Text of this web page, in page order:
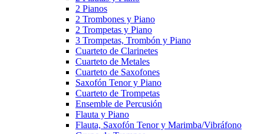
2 Pianos
2 Trombones y Piano
2 Trompetas y Piano
3 Trompetas, Trombón y Piano
Cuarteto de Clarinetes
Cuarteto de Metales
Cuarteto de Saxofones
Saxofón Tenor y Piano
Cuarteto de Trompetas
Ensemble de Percusión
Flauta y Piano
Flauta, Saxofón Tenor y Marimba/Vibráfono